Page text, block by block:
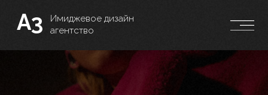
Имиджевое дизайн
агентство
А3